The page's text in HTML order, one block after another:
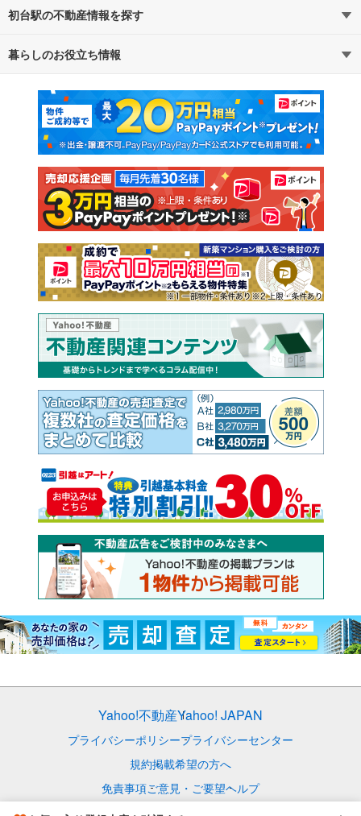
初台駅の不動産情報を探す
不動産・住宅
新築マンション 中古マンション
新築一戸建て 中古一戸建て
注文住宅 土地
売却査定
暮らしのお役立ち情報
マンションカタログ 教えて！住まいの先生
Yahoo!不動産Yahoo! JAPAN
プライバシーポリシープライバシーセンター
規約掲載希望の方へ
免責事項ご意見・ご要望ヘルプ
© LY Corporation